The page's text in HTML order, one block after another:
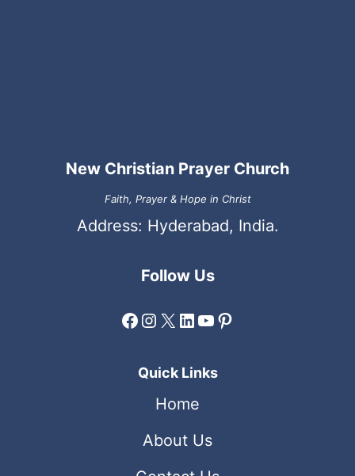
New Christian Prayer Church
Faith, Prayer & Hope in Christ
Address: Hyderabad, India.
Follow Us
Facebook
Instagram
X LinkedIn
YouTube
Pinterest
Quick Links
Home
About Us